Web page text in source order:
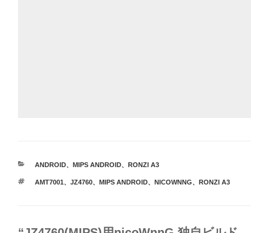
カ
ゴ
ANDROID、 MIPS ANDROID、 RONZI A3
タ
AMT7001、 JZ4760、 MIPS ANDROID、 NICOWNNG、 RONZI A3